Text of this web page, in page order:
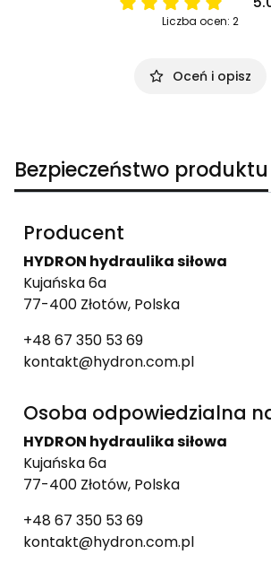
Liczba ocen: 2
Oceń i opisz
Bezpieczeństwo produktu
Producent
HYDRON hydraulika siłowa
Kujańska 6a
77-400 Złotów, Polska
+48 67 350 53 69
kontakt@hydron.com.pl
Osoba odpowiedzialna
HYDRON hydraulika siłowa
Kujańska 6a
77-400 Złotów, Polska
+48 67 350 53 69
kontakt@hydron.com.pl